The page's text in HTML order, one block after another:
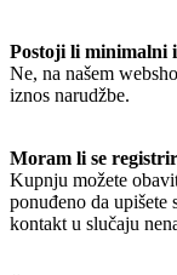
Postoji li minimalni
Ne, na našem
iznos narudžbe.
Moram li se
Kupnju možete
ponuđeno da upišete
kontakt u slučaju